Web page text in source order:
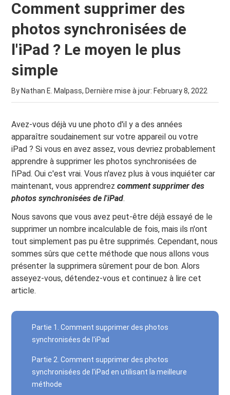
Comment supprimer des
photos synchronisées de
l'iPad ? Le moyen le plus
simple
By Nathan E. Malpass, Dernière mise à jour: February 8, 2022
Avez-vous déjà vu une photo d'il y a des années
apparaître soudainement sur votre appareil ou votre
iPad ? Si vous en avez assez, vous devriez probablement
apprendre à supprimer les photos synchronisées de
l'iPad. Oui c'est vrai. Vous n'avez plus à vous inquiéter car
maintenant, vous apprendrezcomment supprimer des
photos synchronisées de l'iPad.
Nous savons que vous avez peut-être déjà essayé de le
supprimer un nombre incalculable de fois, mais ils n'ont
tout simplement pas pu être supprimés. Cependant, nous
sommes sûrs que cette méthode que nous allons vous
présenter la supprimera sûrement pour de bon. Alors
asseyez-vous, détendez-vous et continuez à lire cet
article.
Partie 1. Comment supprimer des photos
synchronisées de l'iPad
Partie 2. Comment supprimer des photos
synchronisées de l'iPad en utilisant la meilleure
méthode